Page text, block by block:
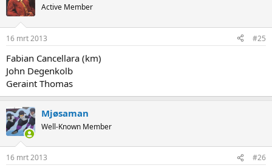
Active Member
16 mrt 2013 #25
Fabian Cancellara (km)
John Degenkolb
Geraint Thomas
Mjøsaman
Well-Known Member
16 mrt 2013 #26